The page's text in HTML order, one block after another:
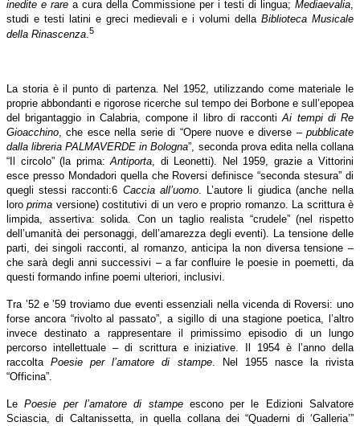
inedite e rare a cura della Commissione per i testi di lingua; Mediaevalia,
studi e testi latini e greci medievali e i volumi dellaBiblioteca Musicale
della Rinascenza.5
La storia è il punto di partenza. Nel 1952, utilizzando come materiale le
proprie abbondanti e rigorose ricerche sul tempo dei Borbone e sull’epopea
del brigantaggio in Calabria, compone il libro di raccontiAi tempi di Re
Gioacchino, che esce nella serie di “Opere nuove e diverse – pubblicate
dalla libreria PALMAVERDE in Bologna”, seconda prova edita nella collana
“Il circolo” (la prima:Antiporta, di Leonetti). Nel 1959, grazie a Vittorini
esce presso Mondadori quella che Roversi definisce “seconda stesura” di
quegli stessi racconti:6 Caccia all’uomo. L’autore li giudica (anche nella
loroprima versione) costitutivi di un vero e proprio romanzo. La scrittura è
limpida, assertiva: solida. Con un taglio realista “crudele” (nel rispetto
dell’umanità dei personaggi, dell’amarezza degli eventi). La tensione delle
parti, dei singoli racconti, al romanzo, anticipa la non diversa tensione –
che sarà degli anni successivi – a far confluire le poesie in poemetti, da
questi formando infine poemi ulteriori, inclusivi.
Tra ’52 e ’59 troviamo due eventi essenziali nella vicenda di Roversi: uno
forse ancora “rivolto al passato”, a sigillo di una stagione poetica, l’altro
invece destinato a rappresentare il primissimo episodio di un lungo
percorso intellettuale – di scrittura e iniziative. Il 1954 è l’anno della
raccoltaPoesie per l’amatore di stampe. Nel 1955 nasce la rivista
“Officina”.
LePoesie per l’amatore di stampe escono per le Edizioni Salvatore
Sciascia, di Caltanissetta, in quella collana dei “Quaderni di ‘Galleria’”